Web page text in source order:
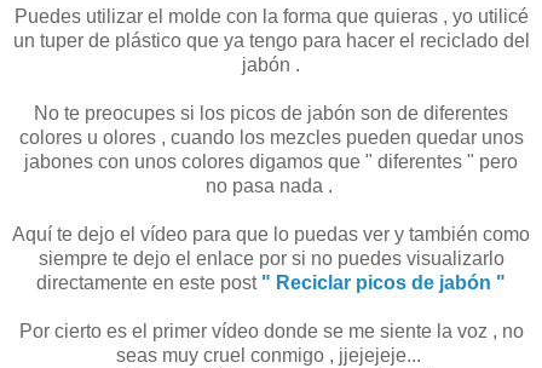
Puedes utilizar el molde con la forma que quieras , yo utilicé
un tuper de plástico que ya tengo para hacer el reciclado del
jabón .
No te preocupes si los picos de jabón son de diferentes
colores u olores , cuando los mezcles pueden quedar unos
jabones con unos colores digamos que " diferentes " pero
no pasa nada .
Aquí te dejo el vídeo para que lo puedas ver y también como
siempre te dejo el enlace por si no puedes visualizarlo
directamente en este post " Reciclar picos de jabón "
Por cierto es el primer vídeo donde se me siente la voz , no
seas muy cruel conmigo , jjejejeje...